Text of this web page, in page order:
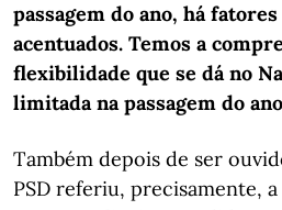
passagem do ano, há
acentuados. Temos a
flexibilidade que se dá no
limitada na passagem do ano
Também depois de ser
PSD referiu, precisamente,